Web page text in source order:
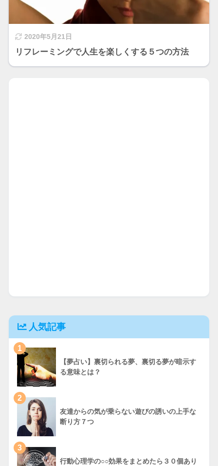
2020年5月21日
リフレーミングで人生を楽しくする５つの方法
人気記事
1
【夢占い】裏切られる夢、裏切る夢が暗示す
る意味とは？
2
友達からの気が乗らない遊びの誘いの上手な
断り方７つ
3
行動心理学の○○効果をまとめたら３０個あり